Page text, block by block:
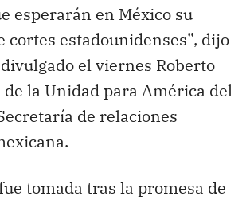
esperarán en México su
cortes estadounidenses”, dijo
el viernes Roberto
de la Unidad para América del
de relaciones
tomada tras la promesa de